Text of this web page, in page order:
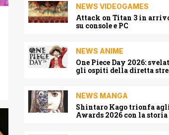
NEWS VIDEOGAMES
Attack on Titan 3 in
su console e PC
NEWS ANIME
One Piece Day 2026:
gli ospiti della diretta
NEWS MANGA
Shintaro Kago trionfa
Awards 2026 con la storia